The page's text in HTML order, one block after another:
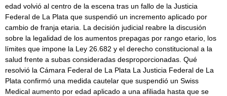
edad volvió al centro de la escena tras un fallo de la Justicia
Federal de La Plata que suspendió un incremento aplicado por
cambio de franja etaria. La decisión judicial reabre la discusión
sobre la legalidad de los aumentos prepagas por rango etario, los
límites que impone la Ley 26.682 y el derecho constitucional a la
salud frente a subas consideradas desproporcionadas. Qué
resolvió la Cámara Federal de La Plata La Justicia Federal de La
Plata confirmó una medida cautelar que suspendió un Swiss
Medical aumento por edad aplicado a una afiliada hasta que se